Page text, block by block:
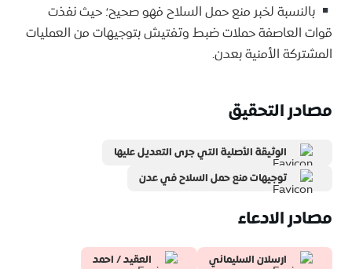
بالنسبة لخبر منع حمل السلاح فهو صحيح؛ حيث نفذت
قوات العاصفة حملات ضبط وتفتيش بتوجيهات من العمليات
المشتركة الأمنية بعدن.
مصادر التحقيق
الوثيقة الأصلية التي جرى التعديل عليها
توجيهات منع حمل السلاح في عدن
مصادر الادعاء
ارسلان السليماني
العقيد / احمد